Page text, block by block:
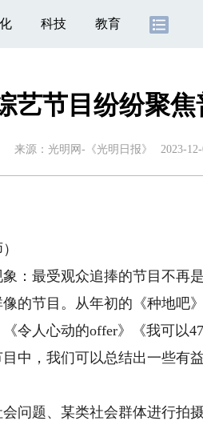
科技 教育
艺节目纷纷聚焦
来源： 光明网-《光明日报》 2023-
最受观众追捧的节目不再
的节目。从年初的《种地吧》
令人心动的offer》《我可以
中，我们可以总结出一些有
题、某类社会群体进行拍